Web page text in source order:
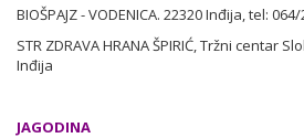
BIOŠPAJZ - VODENICA. 22320 Inđija, tel:
STR ZDRAVA HRANA ŠPIRIĆ, Tržni centar
Inđija
JAGODINA